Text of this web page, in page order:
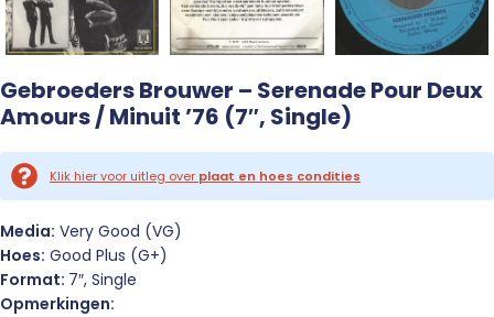
Gebroeders Brouwer – Serenade Pour Deux
Amours / Minuit ’76 (7″, Single)
Klik hier voor uitleg over plaat en hoes condities
Media: Very Good (VG)
Hoes: Good Plus (G+)
Format: 7″, Single
Opmerkingen: